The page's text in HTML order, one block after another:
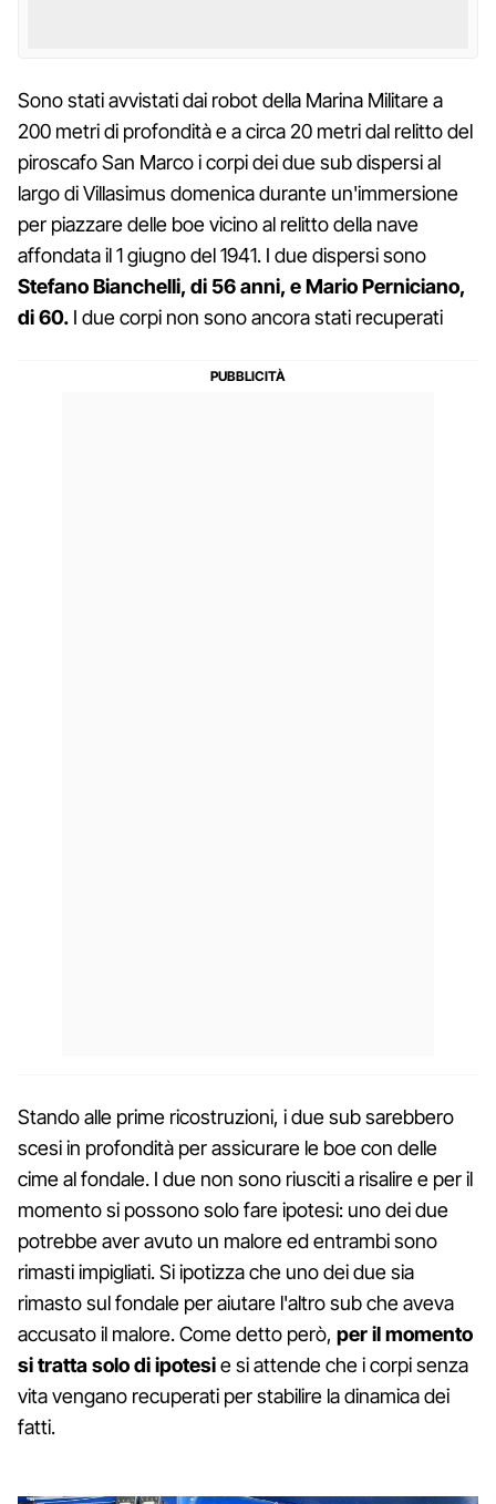
Sono stati avvistati dai robot della Marina Militare a
200 metri di profondità e a circa 20 metri dal relitto del
piroscafo San Marco i corpi dei due sub dispersi al
largo di Villasimus domenica durante un'immersione
per piazzare delle boe vicino al relitto della nave
affondata il 1 giugno del 1941. I due dispersi sono
Stefano Bianchelli, di 56 anni, e Mario Perniciano,
di 60. I due corpi non sono ancora stati recuperati
Stando alle prime ricostruzioni, i due sub sarebbero
scesi in profondità per assicurare le boe con delle
cime al fondale. I due non sono riusciti a risalire e per il
momento si possono solo fare ipotesi: uno dei due
potrebbe aver avuto un malore ed entrambi sono
rimasti impigliati. Si ipotizza che uno dei due sia
rimasto sul fondale per aiutare l'altro sub che aveva
accusato il malore. Come detto però, per il momento
si tratta solo di ipotesie si attende che i corpi senza
vita vengano recuperati per stabilire la dinamica dei
fatti.